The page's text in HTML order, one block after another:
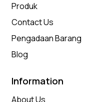
Produk
Contact Us
Pengadaan Barang
Blog
Information
About Us